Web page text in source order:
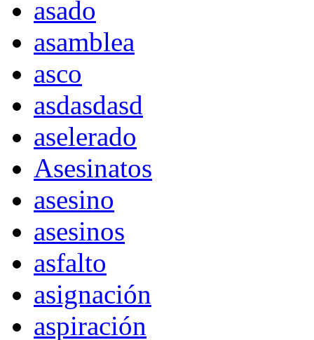
asado
asamblea
asco
asdasdasd
aselerado
Asesinatos
asesino
asesinos
asfalto
asignación
aspiración